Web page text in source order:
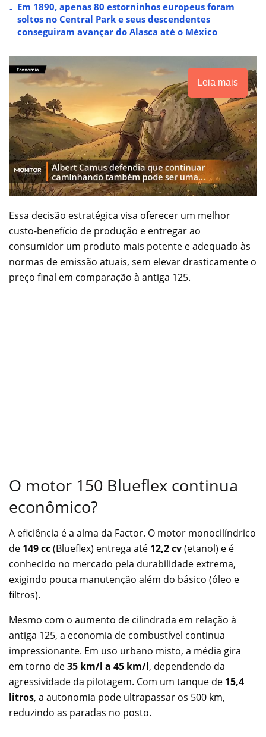
Em 1890, apenas 80 estorninhos europeus foram
soltos no Central Park e seus descendentes
conseguiram avançar do Alasca até o México
Leia mais
Essa decisão estratégica visa oferecer um melhor
custo-benefício de produção e entregar ao
consumidor um produto mais potente e adequado às
normas de emissão atuais, sem elevar drasticamente o
preço final em comparação à antiga 125.
O motor 150 Blueflex continua
econômico?
A eficiência é a alma da Factor. O motor monocilíndrico
de 149 cc(Blueflex) entrega até 12,2 cv(etanol) e é
conhecido no mercado pela durabilidade extrema,
exigindo pouca manutenção além do básico (óleo e
filtros).
Mesmo com o aumento de cilindrada em relação à
antiga 125, a economia de combustível continua
impressionante. Em uso urbano misto, a média gira
em torno de35 km/l a 45 km/l, dependendo da
agressividade da pilotagem. Com um tanque de 15,4
litros, a autonomia pode ultrapassar os 500 km,
reduzindo as paradas no posto.